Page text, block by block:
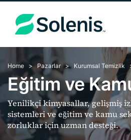
Home Pazarlar Kurumsal Temizlik
Eğitim ve
Yenilikçi kimyasallar, gelişmiş
sistemleri ve eğitim ve kamu
zorluklar için uzman desteği.